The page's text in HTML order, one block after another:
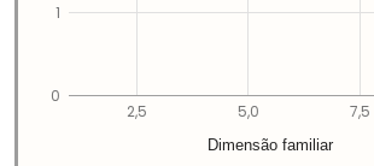
2,5 5,0 7,5
0
1
Dimensão familiar